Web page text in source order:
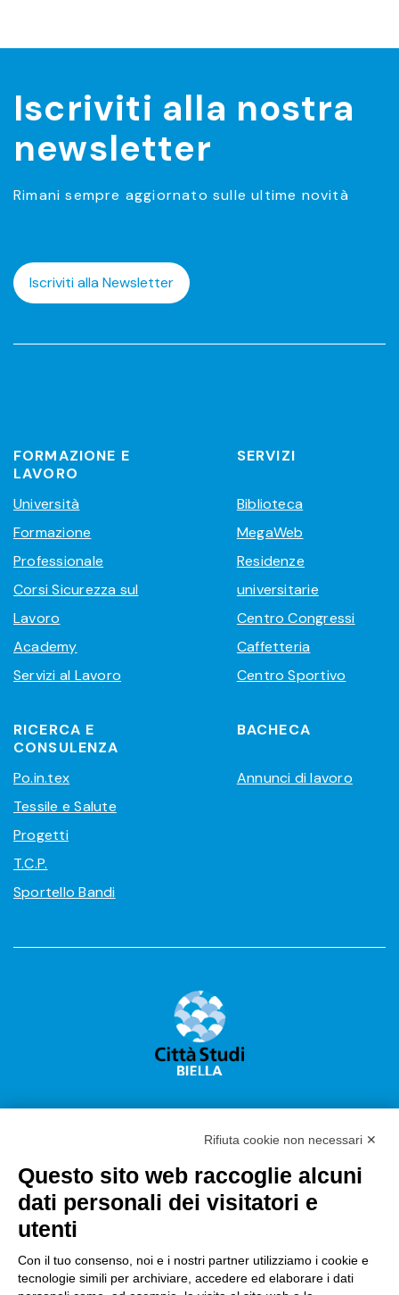
Iscriviti alla nostra
newsletter
Rimani sempre aggiornato sulle ultime novità
Iscriviti alla Newsletter
FORMAZIONE E
LAVORO
Università
Formazione
Professionale
Corsi Sicurezza sul
Lavoro
Academy
Servizi al Lavoro
SERVIZI
Biblioteca
MegaWeb
Residenze
universitarie
Centro Congressi
Caffetteria
Centro Sportivo
RICERCA E
CONSULENZA
Po.in.tex
Tessile e Salute
Progetti
T.C.P.
Sportello Bandi
BACHECA
Annunci di lavoro
Città Studi S.p.A.
Sede Legale Corso G. Pella, 2 – 13900 Biella Italy –
18.235.000,00
Registro Imprese Biella C. F. e numero 01491490023 –
Rifiuta cookie non necessari ✕
Questo sito web raccoglie alcuni
dati personali dei visitatori e
utenti
Con il tuo consenso, noi e i nostri partner utilizziamo i cookie e
tecnologie simili per archiviare, accedere ed elaborare i dati